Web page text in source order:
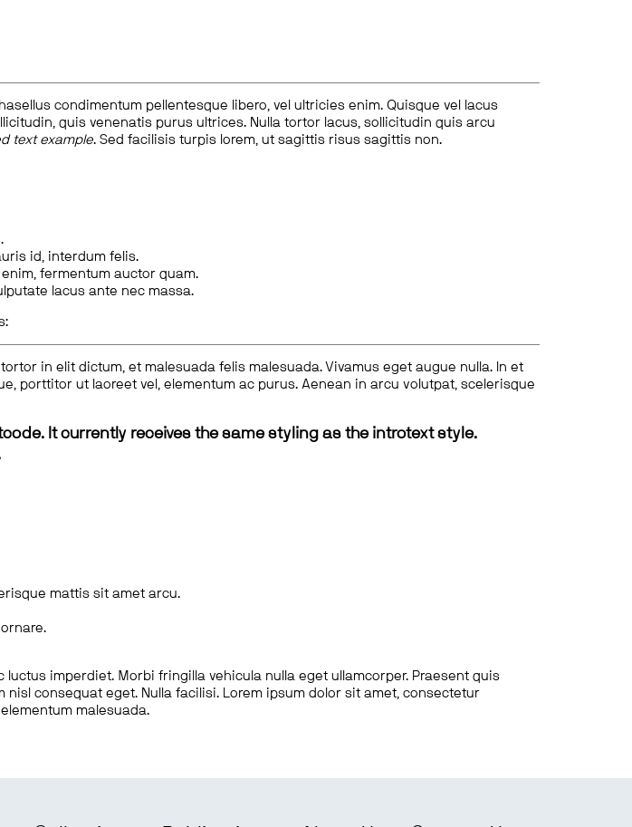
condimentum pellentesque libero, vel ultricies enim. Quisque vel lacus
quis venenatis purus ultrices. Nulla tortor lacus, sollicitudin quis arcu
text example. Sed facilisis turpis lorem, ut sagittis risus sagittis non.
id, interdum felis.
fermentum auctor quam.
lacus ante nec massa.
in elit dictum, et malesuada felis malesuada. Vivamus eget augue nulla. In et
porttitor ut laoreet vel, elementum ac purus. Aenean in arcu volutpat, scelerisque
It currently receives the same styling as the introtext style.
mattis sit amet arcu.
imperdiet. Morbi fringilla vehicula nulla eget ullamcorper. Praesent quis
consequat eget. Nulla facilisi. Lorem ipsum dolor sit amet, consectetur
malesuada.